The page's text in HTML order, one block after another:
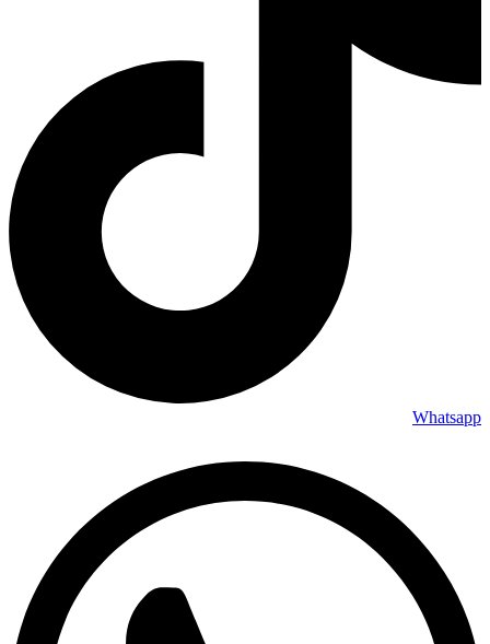
Whatsapp